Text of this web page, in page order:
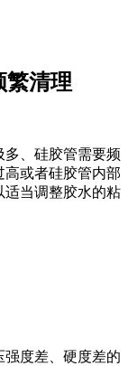
清理
、硅胶管需要频
或者硅胶管内部
适当调整胶水的粘
度差、硬度差的